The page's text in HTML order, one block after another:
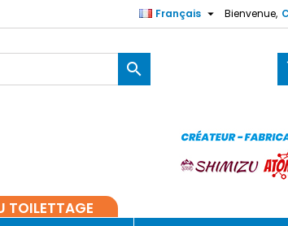
Bienvenue,
Français 

TOILETTAGE